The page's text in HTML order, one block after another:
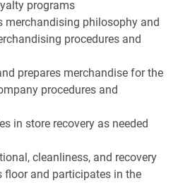
programs
merchandising philosophy and
procedures and
prepares merchandise for the
procedures and
in store recovery as needed
cleanliness, and recovery
floor and participates in the